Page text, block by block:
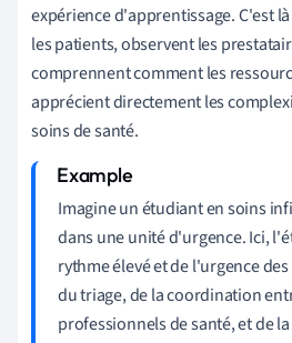
expérience d'apprentissage. C'est
les patients, observent les
comprennent comment les
apprécient directement les
soins de santé.
Imagine un étudiant en soins
dans une unité d'urgence. Ici,
rythme élevé et de l'urgence
du triage, de la coordination
professionnels de santé, et de